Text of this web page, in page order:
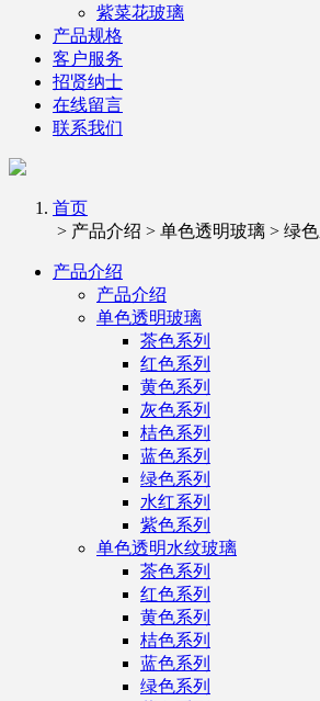
紫菜花玻璃
产品规格
客户服务
招贤纳士
在线留言
联系我们
首页
> 产品介绍 > 单色透明玻璃 > 绿色
产品介绍
产品介绍
单色透明玻璃
茶色系列
红色系列
黄色系列
灰色系列
桔色系列
蓝色系列
绿色系列
水红系列
紫色系列
单色透明水纹玻璃
茶色系列
红色系列
黄色系列
桔色系列
蓝色系列
绿色系列